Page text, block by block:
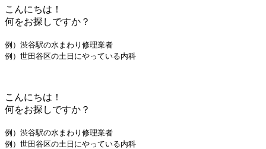
こんにちは！
何をお探しですか？
例）渋谷駅の水まわり修理業者
例）世田谷区の土日にやっている内科
こんにちは！
何をお探しですか？
例）渋谷駅の水まわり修理業者
例）世田谷区の土日にやっている内科